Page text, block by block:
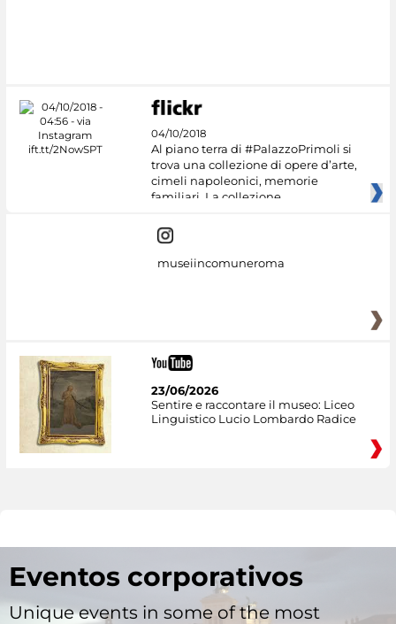
04/10/2018
Al piano terra di #PalazzoPrimoli si
trova una collezione di opere d’arte,
cimeli napoleonici, memorie
familiari. La collezione
museiincomuneroma
23/06/2026
Sentire e raccontare il museo: Liceo
Linguistico Lucio Lombardo Radice
Eventos corporativos
Unique events in some of the most